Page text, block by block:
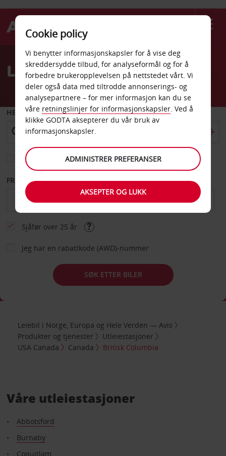
Welcome
AvisLeiebil Britisk Columbia
HENT FRA
Velg et annet leveringssted
FRA DATO TIL DATO
Sjåfør over 25 år
Jeg har en rabattkode (AWD)-nummer
SØK ETTER BILER
Leiebil i Norge, Europa og Hele Verden — Avis
Produkter og tjenester
Utleiestasjoner
USA Canada
Canada Britisk Columbia
Våre utleiestasjoner
Abbotsford
Burnaby
Coquitlam
Cookie policy
Vi benytter informasjonskapsler for å vise deg
skreddersydde tilbud, for analyseformål og for å
forbedre brukeropplevelsen på nettstedet vårt. Vi
deler også data med tiltrodde annonserings- og
analysepartnere – for mer informasjon kan du se
våre retningslinjer for informasjonskapsler. Ved å
klikke GODTA aksepterer du vår bruk av
informasjonskapsler.
ADMINISTRER PREFERANSER
AKSEPTER OG LUKK